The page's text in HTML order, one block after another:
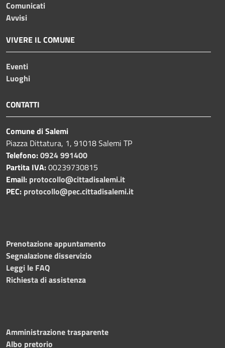
Comunicati
Avvisi
VIVERE IL COMUNE
Eventi
Luoghi
CONTATTI
Comune di Salemi
Piazza Dittatura, 1, 91018 Salemi TP
Telefono:0924 991400
Partita IVA:00239730815
Email: protocollo@cittadisalemi.it
PEC: protocollo@pec.cittadisalemi.it
Prenotazione appuntamento
Segnalazione disservizio
Leggi le FAQ
Richiesta di assistenza
Amministrazione trasparente
Albo pretorio